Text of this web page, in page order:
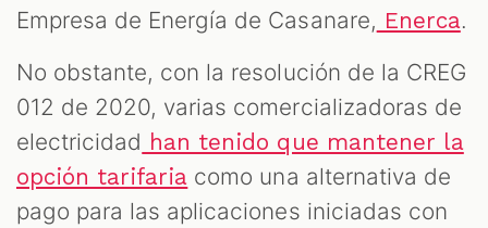
Empresa de Energía de Casanare, Enerca.
No obstante, con la resolución de la CREG
012 de 2020, varias comercializadoras de
electricidad han tenido que mantener la
opción tarifaria como una alternativa de
pago para las aplicaciones iniciadas con